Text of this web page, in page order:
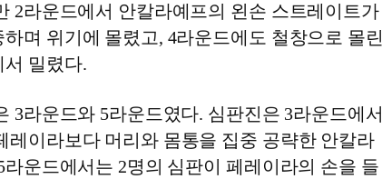
2라운드에서 안칼라예프의 왼손 스트레이트가
며 위기에 몰렸고, 4라운드에도 철창으로 몰린
서 밀렸다.
3라운드와 5라운드였다. 심판진은 3라운드에서
레이라보다 머리와 몸통을 집중 공략한 안칼라
운드에서는 2명의 심판이 페레이라의 손을 들